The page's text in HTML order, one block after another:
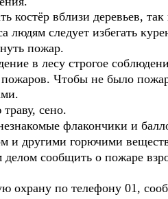
костёр вблизи деревьев,
людям следует избегать
пожар.
в лесу строгое
пожаров. Чтобы не было
сено.
флакончики и
и другими горючими
делом сообщить о пожаре
охрану по телефону 01,